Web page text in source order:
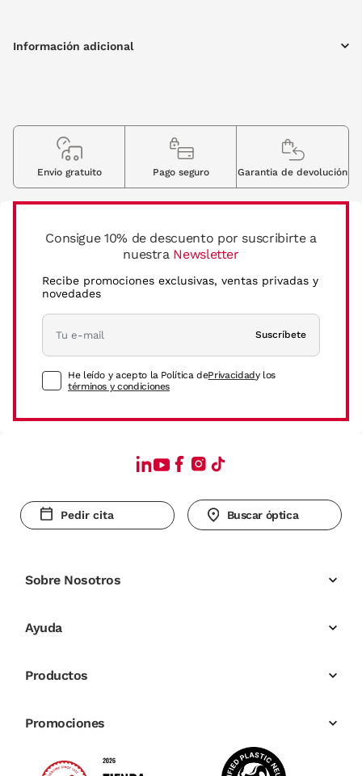
Información adicional
Consigue 10% de descuento por suscribirte a
nuestra Newsletter
Recibe promociones exclusivas, ventas privadas y
novedades
Suscríbete
He leído y acepto la Política dePrivacidady los
términos y condiciones
Envio gratuito Pago seguro Garantia de devolución
Pedir cita Buscar óptica
Sobre Nosotros
Ayuda
Productos
Promociones